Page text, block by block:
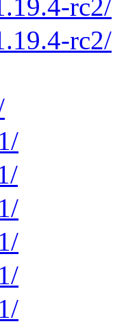
rc2/
rc2/